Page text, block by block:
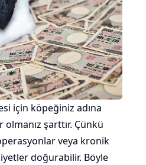
için köpeğiniz adına
olmanız şarttır. Çünkü
veya kronik
doğurabilir. Böyle